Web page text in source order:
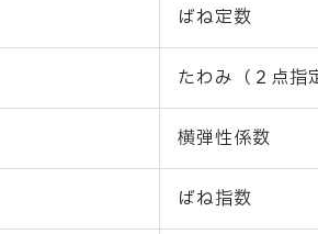
ばね定数
たわみ（２点指
横弾性係数
ばね指数